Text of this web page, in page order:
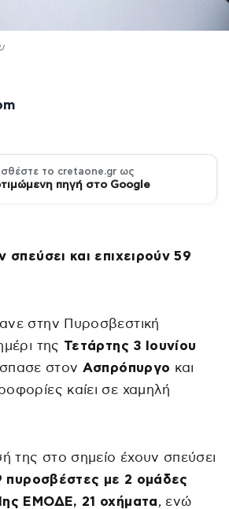
το cretaone.gr ως
πηγή στο Google
σπεύσει και επιχειρούν 59
στην Πυροσβεστική
της Τετάρτης 3 Ιουνίου
στον Ασπρόπυργο και
καίει σε χαμηλή
της στο σημείο έχουν σπεύσει
πυροσβέστες με 2 ομάδες
ΕΜΟΔΕ, 21 οχήματα, ενώ